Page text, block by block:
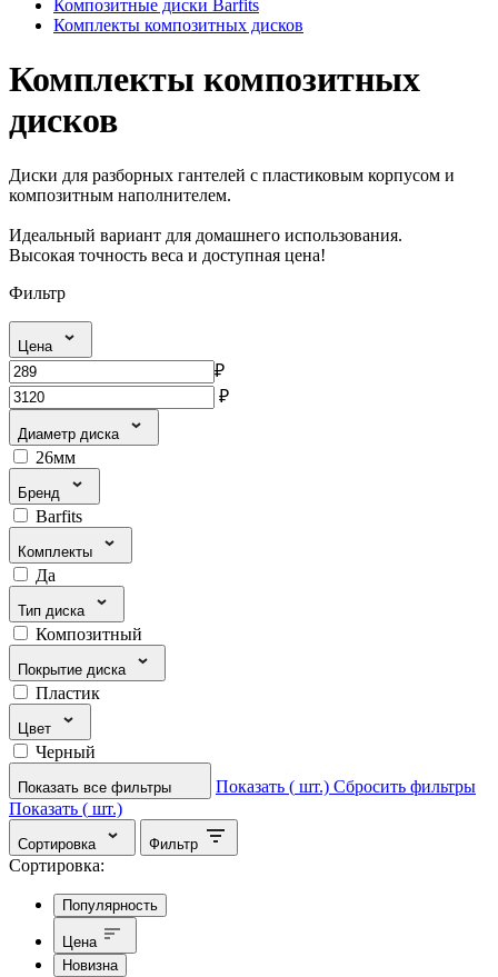
Композитные диски Barfits
Комплекты композитных дисков
Комплекты композитных
дисков
Диски для разборных гантелей с пластиковым корпусом и
композитным наполнителем.
Идеальный вариант для домашнего использования.
Высокая точность веса и доступная цена!
Фильтр
Цена
₽
₽
Диаметр диска
26мм
Бренд
Barfits
Комплекты
Да
Тип диска
Композитный
Покрытие диска
Пластик
Цвет
Черный
Показать все фильтры Показать ( шт.) Сбросить фильтры
Показать ( шт.)
Сортировка Фильтр
Сортировка:
Популярность
Цена
Новизна